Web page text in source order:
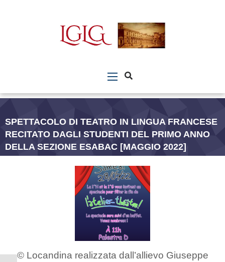
SPETTACOLO DI TEATRO IN LINGUA FRANCESE
RECITATO DAGLI STUDENTI DEL PRIMO ANNO
DELLA SEZIONE ESABAC [MAGGIO 2022]
© Locandina realizzata dall’allievo Giuseppe